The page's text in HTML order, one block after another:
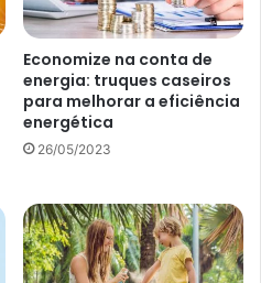
sejam manchadas pela
Economize na conta de
energia: truques caseiros
para melhorar a eficiência
energética
26/05/2023